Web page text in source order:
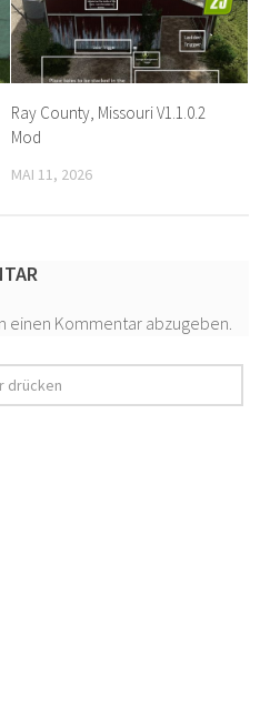
Ray County, Missouri V1.1.0.2
Mod
MAI 11, 2026
einen Kommentar abzugeben.